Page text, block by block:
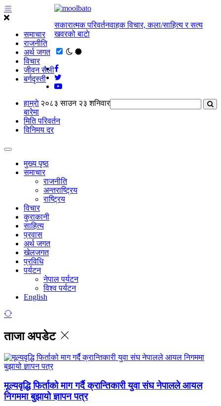
समाचार
राजनीति
अर्थ जगत
विचार
जीवन सैली
बर्गदृस्ती
सकारात्मक परिवर्तनवाहक विचार, कला/साहित्य र सत्य
खवरको बाटाे
२०८३ साउन २३ शनिवार
हाम्राे
बारेमा
मिति परिवर्तन
विनिमय दर
मुख्य पृष्ठ
समाचार
राजनीति
अन्तराष्ट्रिय
राष्ट्रिय
विचार
कुराकानी
साहित्य
प्रवास
अर्थ जगत
खेलजगत
प्रविधि
पर्यटन
नेपाल पर्यटन
विश्व पर्यटन
English
ताजा अपडेट
मूल्यवृद्धि फिर्ताको माग गर्दै क्रान्तिकारी युवा संघ नेपालले आयल
निगममा बुझायो ज्ञापन पत्र